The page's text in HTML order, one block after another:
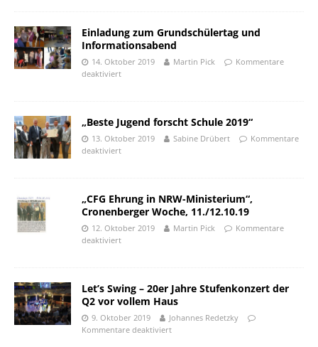
Einladung zum Grundschülertag und
Informationsabend
14. Oktober 2019 Martin Pick
Kommentare
deaktiviert
„Beste Jugend forscht Schule 2019“
13. Oktober 2019 Sabine Drübert
Kommentare
deaktiviert
„CFG Ehrung in NRW-Ministerium“,
Cronenberger Woche, 11./12.10.19
12. Oktober 2019 Martin Pick
Kommentare
deaktiviert
Let’s Swing – 20er Jahre Stufenkonzert der
Q2 vor vollem Haus
9. Oktober 2019
Johannes Redetzky
Kommentare deaktiviert